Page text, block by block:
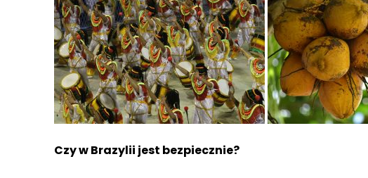
Czy w Brazylii jest bezpiecznie?